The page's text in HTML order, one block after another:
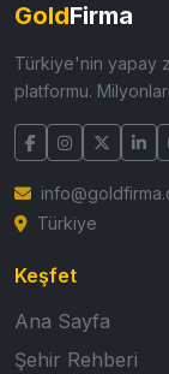
GoldFirma
Türkiye'nin yapay
platformu.
Türkiye
Keşfet
Ana Sayfa
Şehir Rehberi